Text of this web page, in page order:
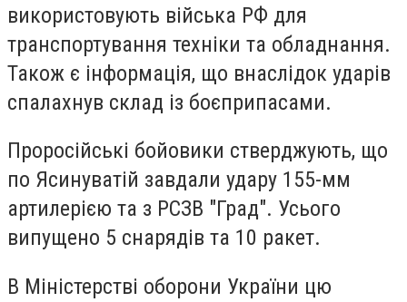
використовують війська РФ для
транспортування техніки та обладнання.
Також є інформація, що внаслідок ударів
спалахнув склад із боєприпасами.
Проросійські бойовики стверджують, що
по Ясинуватій завдали удару 155-мм
артилерією та з РСЗВ "Град". Усього
випущено 5 снарядів та 10 ракет.
В Міністерстві оборони України цю